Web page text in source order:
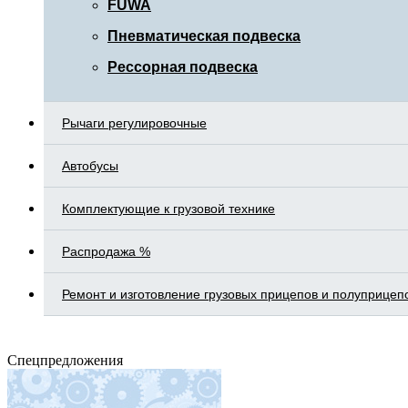
FUWA
Пневматическая подвеска
Рессорная подвеска
Рычаги регулировочные
Автобусы
Комплектующие к грузовой технике
Распродажа %
Ремонт и изготовление грузовых прицепов и
Спецпредложения